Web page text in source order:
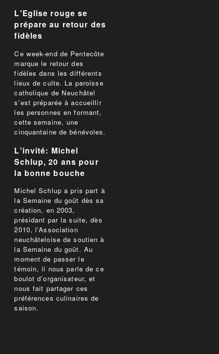
L'Eglise rouge se
prépare au retour des
fidèles
Ce week-end de Pentecôte
marque le retour des
fidèles dans les différents
lieux de culte. La paroisse
catholique de Neuchâtel
s'est préparée à accueillir
les personnes en formant,
cette semaine, une
cinquantaine de bénévoles.
L'invité: Michel
Schlup, 20 ans pour
la bonne bouche
Michel Schlup a pris part à
la Semaine du goût dès sa
création, en 2003,
présidant par la suite, dès
2010, l’Association
neuchâteloise de soutien à
la Semaine du goût. Au
moment de passer le
témoin, il nous parle de ce
boulot d’organisateur, et
nous fait partager ces
préférences culinaires de
saison.